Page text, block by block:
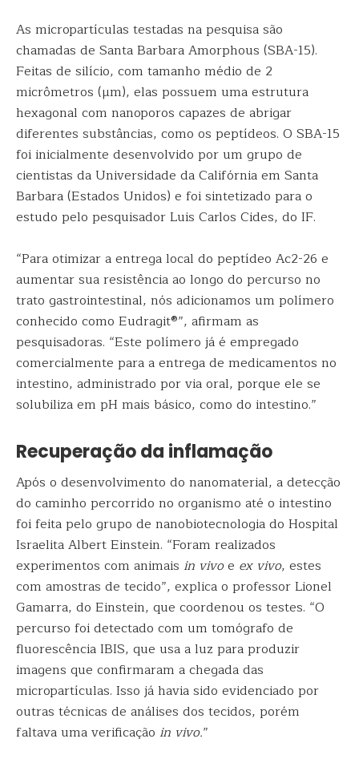
As micropartículas testadas na pesquisa são
chamadas de Santa Barbara Amorphous (SBA-15).
Feitas de silício, com tamanho médio de 2
micrômetros (µm), elas possuem uma estrutura
hexagonal com nanoporos capazes de abrigar
diferentes substâncias, como os peptídeos. O SBA-15
foi inicialmente desenvolvido por um grupo de
cientistas da Universidade da Califórnia em Santa
Barbara (Estados Unidos) e foi sintetizado para o
estudo pelo pesquisador Luis Carlos Cides, do IF.
“Para otimizar a entrega local do peptídeo Ac2-26 e
aumentar sua resistência ao longo do percurso no
trato gastrointestinal, nós adicionamos um polímero
conhecido como Eudragit®”, afirmam as
pesquisadoras. “Este polímero já é empregado
comercialmente para a entrega de medicamentos no
intestino, administrado por via oral, porque ele se
solubiliza em pH mais básico, como do intestino.”
Recuperação da inflamação
Após o desenvolvimento do nanomaterial, a detecção
do caminho percorrido no organismo até o intestino
foi feita pelo grupo de nanobiotecnologia do Hospital
Israelita Albert Einstein. “Foram realizados
experimentos com animais in vivoe ex vivo, estes
com amostras de tecido”, explica o professor Lionel
Gamarra, do Einstein, que coordenou os testes. “O
percurso foi detectado com um tomógrafo de
fluorescência IBIS, que usa a luz para produzir
imagens que confirmaram a chegada das
micropartículas. Isso já havia sido evidenciado por
outras técnicas de análises dos tecidos, porém
faltava uma verificação in vivo.”